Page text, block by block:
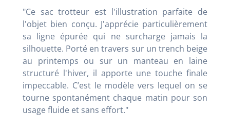
"Ce sac trotteur est l'illustration parfaite de
l'objet bien conçu. J'apprécie particulièrement
sa ligne épurée qui ne surcharge jamais la
silhouette. Porté en travers sur un trench beige
au printemps ou sur un manteau en laine
structuré l'hiver, il apporte une touche finale
impeccable. C’est le modèle vers lequel on se
tourne spontanément chaque matin pour son
usage fluide et sans effort."